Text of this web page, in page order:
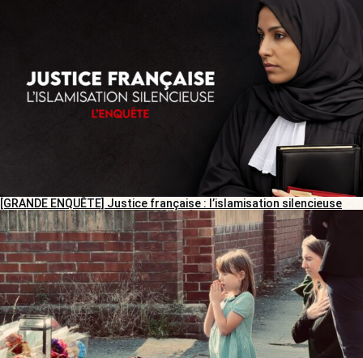
[GRANDE ENQUÊTE] Justice française : l’islamisation silencieuse